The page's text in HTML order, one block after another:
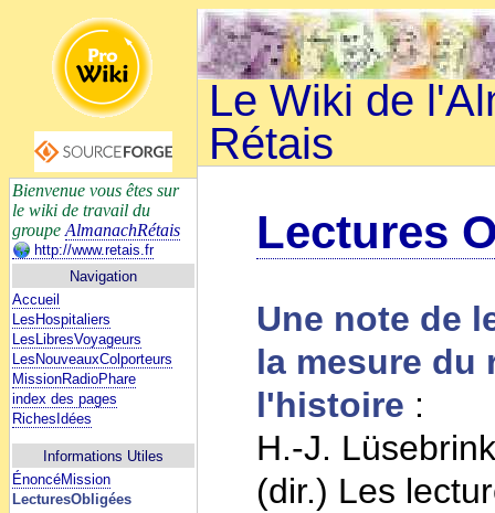
Bienvenue vous êtes sur
le wiki de travail du
groupe AlmanachRétais
http://www.retais.fr
Navigation
Accueil
LesHospitaliers
LesLibresVoyageurs
LesNouveauxColporteurs
MissionRadioPhare
index des pages
RichesIdées
Informations Utiles
ÉnoncéMission
LecturesObligées
Le Wiki de
Rétais
Lectures
Une note de
la mesure du
l'histoire :
H.-J.
(dir.) Les